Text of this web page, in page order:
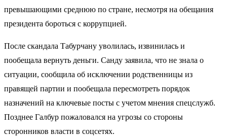
превышающими среднюю по стране, несмотря на обещания
президента бороться с коррупцией.
После скандала Табурчану уволилась, извинилась и
пообещала вернуть деньги. Санду заявила, что не знала о
ситуации, сообщила об исключении родственницы из
правящей партии и пообещала пересмотреть порядок
назначений на ключевые посты с учетом мнения спецслужб.
Позднее Галбур пожаловался на угрозы со стороны
сторонников власти в соцсетях.